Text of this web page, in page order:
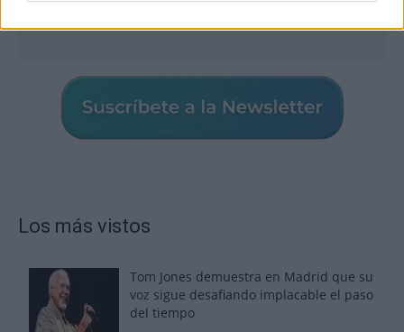
Los más vistos
Tom Jones demuestra en Madrid que su
voz sigue desafiando implacable el paso
del tiempo